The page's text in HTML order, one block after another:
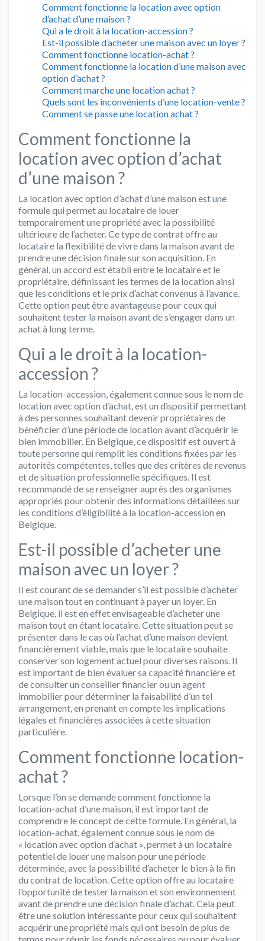
Comment fonctionne la location avec option
d’achat d’une maison ?
Qui a le droit à la location-accession ?
Est-il possible d’acheter une maison avec un loyer ?
Comment fonctionne location-achat ?
Comment fonctionne la location d’une maison avec
option d’achat ?
Comment marche une location achat ?
Quels sont les inconvénients d’une location-vente ?
Comment se passe une location achat ?
Comment fonctionne la
location avec option d’achat
d’une maison ?
La location avec option d’achat d’une maison est une
formule qui permet au locataire de louer
temporairement une propriété avec la possibilité
ultérieure de l’acheter. Ce type de contrat offre au
locataire la flexibilité de vivre dans la maison avant de
prendre une décision finale sur son acquisition. En
général, un accord est établi entre le locataire et le
propriétaire, définissant les termes de la location ainsi
que les conditions et le prix d’achat convenus à l’avance.
Cette option peut être avantageuse pour ceux qui
souhaitent tester la maison avant de s’engager dans un
achat à long terme.
Qui a le droit à la location-
accession ?
La location-accession, également connue sous le nom de
location avec option d’achat, est un dispositif permettant
à des personnes souhaitant devenir propriétaires de
bénéficier d’une période de location avant d’acquérir le
bien immobilier. En Belgique, ce dispositif est ouvert à
toute personne qui remplit les conditions fixées par les
autorités compétentes, telles que des critères de revenus
et de situation professionnelle spécifiques. Il est
recommandé de se renseigner auprès des organismes
appropriés pour obtenir des informations détaillées sur
les conditions d’éligibilité à la location-accession en
Belgique.
Est-il possible d’acheter une
maison avec un loyer ?
Il est courant de se demander s’il est possible d’acheter
une maison tout en continuant à payer un loyer. En
Belgique, il est en effet envisageable d’acheter une
maison tout en étant locataire. Cette situation peut se
présenter dans le cas où l’achat d’une maison devient
financièrement viable, mais que le locataire souhaite
conserver son logement actuel pour diverses raisons. Il
est important de bien évaluer sa capacité financière et
de consulter un conseiller financier ou un agent
immobilier pour déterminer la faisabilité d’un tel
arrangement, en prenant en compte les implications
légales et financières associées à cette situation
particulière.
Comment fonctionne location-
achat ?
Lorsque l’on se demande comment fonctionne la
location-achat d’une maison, il est important de
comprendre le concept de cette formule. En général, la
location-achat, également connue sous le nom de
« location avec option d’achat », permet à un locataire
potentiel de louer une maison pour une période
déterminée, avec la possibilité d’acheter le bien à la fin
du contrat de location. Cette option offre au locataire
l’opportunité de tester la maison et son environnement
avant de prendre une décision finale d’achat. Cela peut
être une solution intéressante pour ceux qui souhaitent
acquérir une propriété mais qui ont besoin de plus de